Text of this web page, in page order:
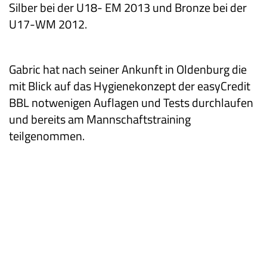
Silber bei der U18- EM 2013 und Bronze bei der
U17-WM 2012.
Gabric hat nach seiner Ankunft in Oldenburg die
mit Blick auf das Hygienekonzept der easyCredit
BBL notwenigen Auflagen und Tests durchlaufen
und bereits am Mannschaftstraining
teilgenommen.